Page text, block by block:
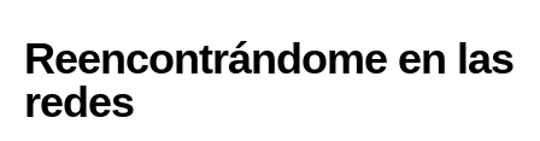
Reencontrándome en las
redes